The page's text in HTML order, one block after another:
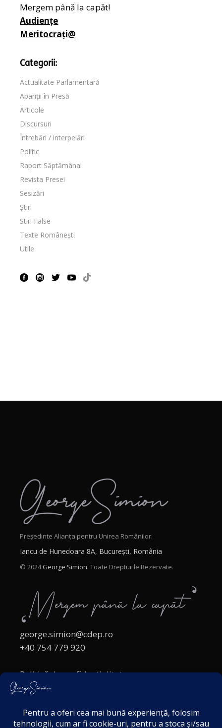
Mergem până la capăt!
Audiențe
Meritocrați@
Categorii:
Actualitate Parlamentară
Apariții în Presă
Articole
Discursuri
Întrebări / interpelări
Politic
Raport Săptămânal
Revista Presei
Sesizări
Știri
Stiri False
Texte Românești
Utile
Președinte Alianța pentru Unirea Românilor.
Iancu de Hunedoara 8A, București, România
© 2024George Simion. Toate Drepturile Rezervate.
george.simion@cdep.ro
+40 754 779 920
Politică de confidențialitate
Politica cookies
Acordul de markting